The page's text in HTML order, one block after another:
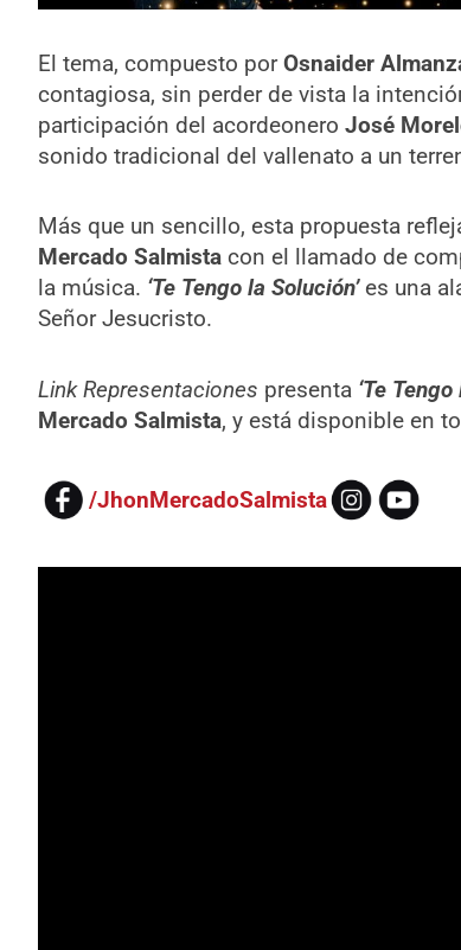
El tema, compuesto porOsnaider
contagiosa, sin perder de vista la
participación del acordeonero José
sonido tradicional del vallenato a un
Más que un sencillo, esta propuesta
Mercado Salmistacon el llamado de
la música. ‘Te Tengo la Solución’ es una
Señor Jesucristo.
Link Representaciones presenta ‘Te
Mercado Salmista, y está disponible en
/JhonMercadoSalmista